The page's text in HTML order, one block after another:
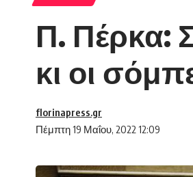
Π. Πέρκα:
κι οι
Πέμπτη 19 Μαΐου, 2022 12:09
florinapress.gr